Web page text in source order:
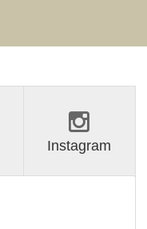
Instagram